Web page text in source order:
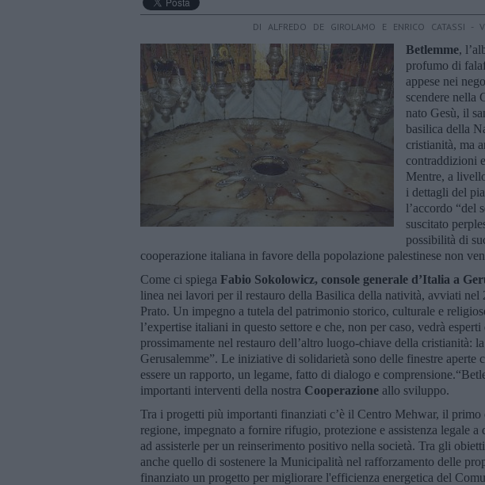
DI ALFREDO DE GIROLAMO E ENRICO CATASSI -
Betlemme,
profumo di
appese nei
scendere nella
nato Gesù, il
basilica della
cristianità, ma
contraddizioni
Mentre, a
i dettagli del
l’accordo “del
suscitato
possibilità di
cooperazione italiana in favore della popolazione palestinese non
Come ci spiega Fabio Sokolowicz, console generale d’Italia a
linea nei lavori per il restauro della Basilica della natività, avviati nel
Prato. Un impegno a tutela del patrimonio storico, culturale e
l’expertise italiani in questo settore e che, non per caso, vedrà
prossimamente nel restauro dell’altro luogo-chiave della cristianità:
Gerusalemme”. Le iniziative di solidarietà sono delle finestre aperte
essere un rapporto, un legame, fatto di dialogo e
importanti interventi della nostra Cooperazione allo sviluppo.
Tra i progetti più importanti finanziati c’è il Centro Mehwar, il primo
regione, impegnato a fornire rifugio, protezione e assistenza legale
ad assisterle per un reinserimento positivo nella società. Tra gli
anche quello di sostenere la Municipalità nel rafforzamento delle
finanziato un progetto per migliorare l'efficienza energetica del